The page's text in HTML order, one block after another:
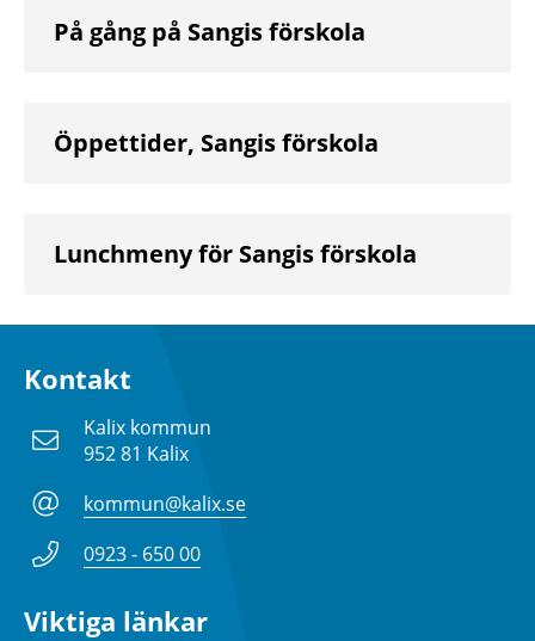
På gång på Sangis förskola
Öppettider, Sangis förskola
Lunchmeny för Sangis förskola
Kontakt
Kalix kommun
952 81 Kalix
kommun@kalix.se
0923 - 650 00
Viktiga länkar